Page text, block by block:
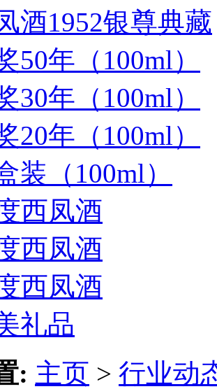
酒1952银尊典藏
50年（100ml）
30年（100ml）
20年（100ml）
装（100ml）
西凤酒
西凤酒
西凤酒
礼品
: 主页 > 行业动